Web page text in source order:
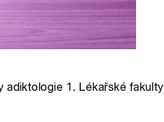
adiktologie 1. Lékařské fakulty